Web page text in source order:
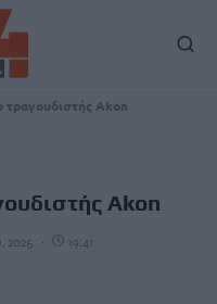
Akon
Akon
2025 19:41